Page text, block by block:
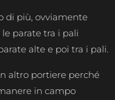
di più, ovviamente
parate tra i pali
alte e poi tra i pali.
altro portiere perché
in campo